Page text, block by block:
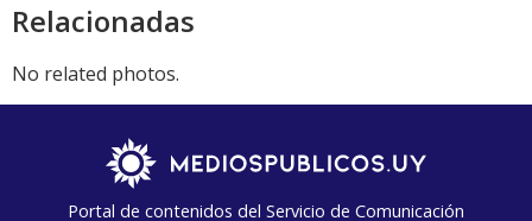
Relacionadas
No related photos.
Portal de contenidos del Servicio de Comunicación